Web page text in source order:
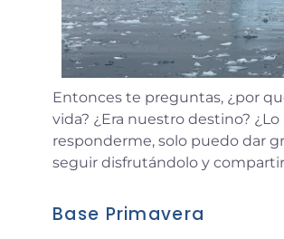
Entonces te preguntas, ¿por
vida? ¿Era nuestro destino?
responderme, solo puedo dar
seguir disfrutándolo y
Base Primavera